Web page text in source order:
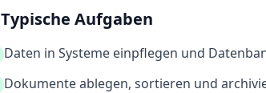
Typische Aufgaben
Daten in Systeme einpflegen und
Dokumente ablegen, sortieren und